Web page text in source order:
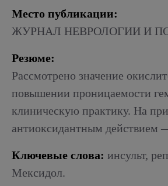
Место публикации:
ЖУРНАЛ НЕВРОЛОГИИ И
Резюме:
Рассмотрено значение
повышении проницаемости
клиническую практику. На
антиоксидантным действием
Ключевые слова: инсульт,
Мексидол.